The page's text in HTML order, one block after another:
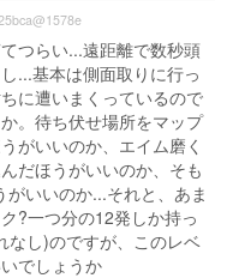
つらい...遠距離で数秒頭
...基本は側面取りに行っ
に遭いまくっているので
。待ち伏せ場所をマップ
がいいのか、エイム磨く
だほうがいいのか、そも
いいのか...それと、あま
?一つ分の12発しか持っ
なし)のですが、このレベ
でしょうか